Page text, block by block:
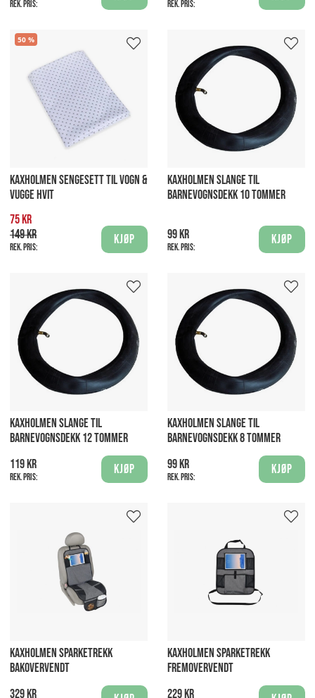
Rek. pris: Rek. pris:
50
KAXHOLMEN SENGESETT TIL VOGN &
VUGGE HVIT
75 kr
149 kr
Rek. pris:
Kjøp
KAXHOLMEN SLANGE TIL
BARNEVOGNSDEKK 10 TOMMER
99 kr
Rek. pris:
Kjøp
KAXHOLMEN SLANGE TIL
BARNEVOGNSDEKK 12 TOMMER
119 kr
Rek. pris:
Kjøp
KAXHOLMEN SLANGE TIL
BARNEVOGNSDEKK 8 TOMMER
99 kr
Rek. pris:
Kjøp
KAXHOLMEN SPARKETREKK
BAKOVERVENDT
329 kr
KAXHOLMEN SPARKETREKK
FREMOVERVENDT
229 kr